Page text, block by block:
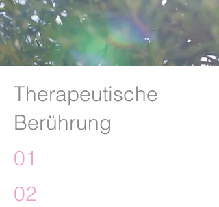
Therapeutische
Berührung
01
02